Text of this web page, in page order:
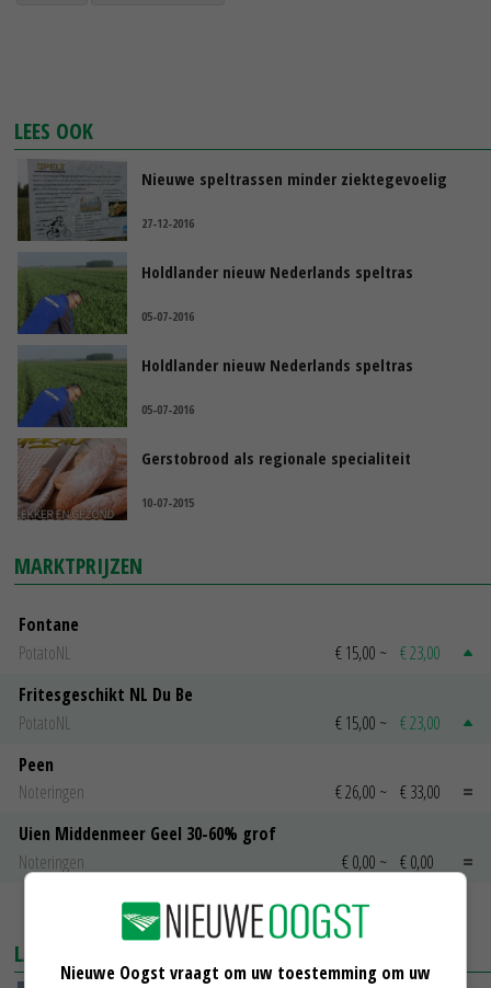
LEES OOK
Nieuwe speltrassen minder ziektegevoelig
27-12-2016
Holdlander nieuw Nederlands speltras
05-07-2016
Holdlander nieuw Nederlands speltras
05-07-2016
Gerstobrood als regionale specialiteit
10-07-2015
MARKTPRIJZEN
Fontane
PotatoNL
€ 15,00 ~ € 23,00
Fritesgeschikt NL Du Be
PotatoNL
€ 15,00 ~ € 23,00
Peen
Noteringen
€ 26,00 ~ € 33,00
Uien Middenmeer Geel 30-60% grof
Noteringen
€ 0,00 ~ € 0,00
MEER MARKTPRIJZEN
LAATSTE NIEUWS
Nieuwe Oogst vraagt om uw toestemming om uw